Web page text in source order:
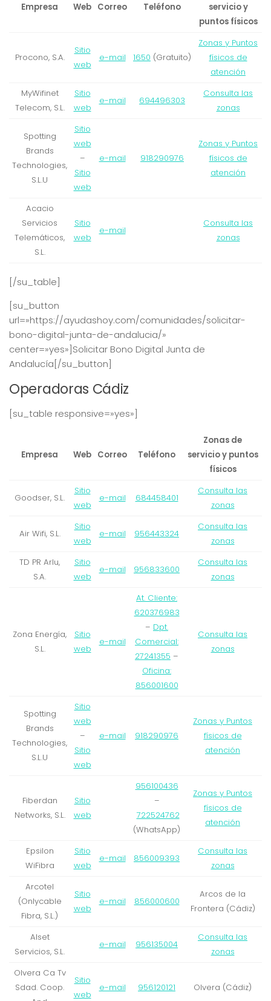
Empresa Web Correo Teléfono
servicio y
puntos físicos
Procono, S.A.
Sitio
web
e-mail 1650 (Gratuito)
Zonas y Puntos
físicos de
atención
MyWifinet
Telecom, S.L.
Sitio
web
e-mail 694496303
Consulta las
zonas
Spotting
Brands
Technologies,
S.L.U
Sitio
web
–
Sitio
web
e-mail 918290976
Zonas y Puntos
físicos de
atención
Acacio
Servicios
Telemáticos,
S.L.
Sitio
web
e-mail
Consulta las
zonas
[/su_table]
[su_button
url=»https://ayudashoy.com/comunidades/solicitar-
bono-digital-junta-de-andalucia/»
center=»yes»]Solicitar Bono Digital Junta de
Andalucía[/su_button]
Operadoras Cádiz
[su_table responsive=»yes»]
Empresa Web Correo Teléfono
Zonas de
servicio y puntos
físicos
Goodser, S.L.
Sitio
web
e-mail 684458401
Consulta las
zonas
Air Wifi, S.L.
Sitio
web
e-mail 956443324
Consulta las
zonas
TD PR Arlu,
S.A.
Sitio
web
e-mail 956833600
Consulta las
zonas
Zona Energía,
S.L.
Sitio
web
e-mail
At. Cliente:
620376983
– Dpt.
Comercial:
27241355 –
Oficina:
856001600
Consulta las
zonas
Spotting
Brands
Technologies,
S.L.U
Sitio
web
–
Sitio
web
e-mail 918290976
Zonas y Puntos
físicos de
atención
Fiberdan
Networks, S.L.
Sitio
web
956100436
–
722524762
(WhatsApp)
Zonas y Puntos
físicos de
atención
Epsilon
WiFibra
Sitio
web
e-mail 856009393
Consulta las
zonas
Arcotel
(Onlycable
Fibra, S.L.)
Sitio
web
e-mail 856000600
Arcos de la
Frontera (Cádiz)
Alset
Servicios, S.L.
e-mail 956135004
Consulta las
zonas
Olvera Ca Tv
Sdad. Coop.
Sitio
web
e-mail 956120121 Olvera (Cádiz)